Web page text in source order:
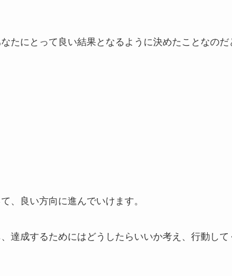
たにとって良い結果となるように決めたことなのだ
、良い方向に進んでいけます。
達成するためにはどうしたらいいか考え、行動して